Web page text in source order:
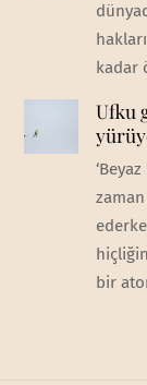
kadar
Ufku
zaman
bir